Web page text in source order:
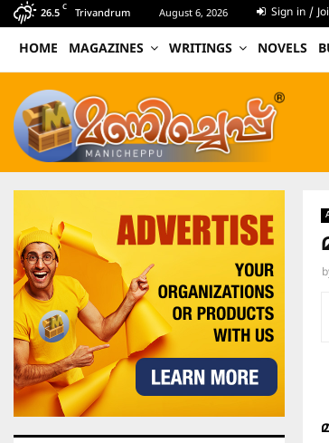
26.5 C Trivandrum August 6, 2026 Sign in /
HOME MAGAZINES WRITINGS NOVELS